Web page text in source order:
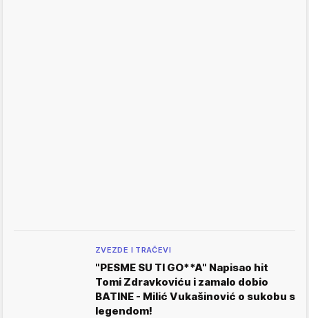
ZVEZDE I TRAČEVI
"PESME SU TI GO**A" Napisao hit
Tomi Zdravkoviću i zamalo dobio
BATINE - Milić Vukašinović o sukobu s
legendom!